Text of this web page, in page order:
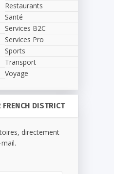
Restaurants
Santé
Services B2C
Services Pro
Sports
Transport
Voyage
FRENCH DISTRICT
directement